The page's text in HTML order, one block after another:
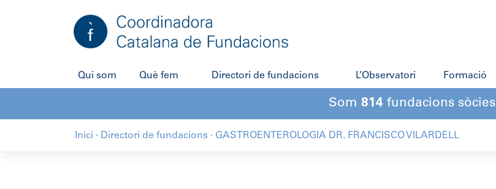
Qui som Què fem Directori de fundacions L’Observatori Formació
Som 814 fundacions sòcies
Inici · Directori de fundacions · GASTROENTEROLOGIA DR. FRANCISCO VILARDELL